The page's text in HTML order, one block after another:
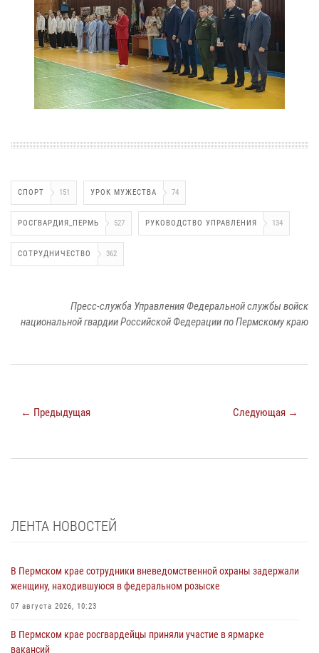
СПОРТ 151 УРОК МУЖЕСТВА 74
РОСГВАРДИЯ_ПЕРМЬ 527 РУКОВОДСТВО УПРАВЛЕНИЯ 134
СОТРУДНИЧЕСТВО 362
Пресс-служба Управления Федеральной службы войск
национальной гвардии Российской Федерации по Пермскому краю
← Предыдущая Следующая →
ЛЕНТА НОВОСТЕЙ
В Пермском крае сотрудники вневедомственной охраны задержали
женщину, находившуюся в федеральном розыске
07 августа 2026, 10:23
В Пермском крае росгвардейцы приняли участие в ярмарке
вакансий